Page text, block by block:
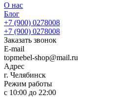
О нас
Блог
+7 (900) 0278008
+7 (900) 0278008
Заказать звонок
E-mail
topmebel-shop@mail.ru
Адрес
г. Челябинск
Режим работы
с 10:00 до 22:00